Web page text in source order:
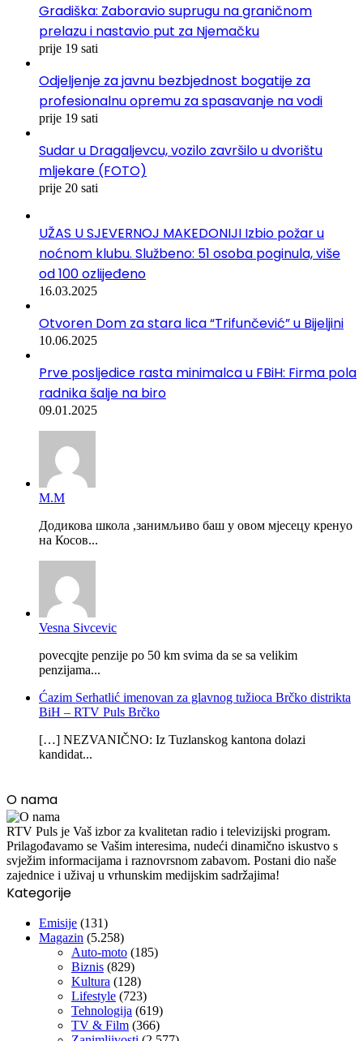
Gradiška: Zaboravio suprugu na graničnom
prelazu i nastavio put za Njemačku
prije 19 sati
Odjeljenje za javnu bezbjednost bogatije za
profesionalnu opremu za spasavanje na vodi
prije 19 sati
Sudar u Dragaljevcu, vozilo završilo u dvorištu
mljekare (FOTO)
prije 20 sati
UŽAS U SJEVERNOJ MAKEDONIJI Izbio požar u
noćnom klubu. Službeno: 51 osoba poginula, više
od 100 ozlijeđeno
16.03.2025
Otvoren Dom za stara lica “Trifunčević” u Bijeljini
10.06.2025
Prve posljedice rasta minimalca u FBiH: Firma pola
radnika šalje na biro
09.01.2025
М.М
Додикова школа ,занимљиво баш у овом мјесецу кренуо
на Косов...
Vesna Sivcevic
povecqjte penzije po 50 km svima da se sa velikim
penzijama...
Ćazim Serhatlić imenovan za glavnog tužioca Brčko distrikta
BiH – RTV Puls Brčko
[…] NEZVANIČNO: Iz Tuzlanskog kantona dolazi
kandidat...
O nama
RTV Puls je Vaš izbor za kvalitetan radio i televizijski program.
Prilagođavamo se Vašim interesima, nudeći dinamično iskustvo s
svježim informacijama i raznovrsnom zabavom. Postani dio naše
zajednice i uživaj u vrhunskim medijskim sadržajima!
Kategorije
Emisije (131)
Magazin (5.258)
Auto-moto (185)
Biznis (829)
Kultura (128)
Lifestyle (723)
Tehnologija (619)
TV & Film (366)